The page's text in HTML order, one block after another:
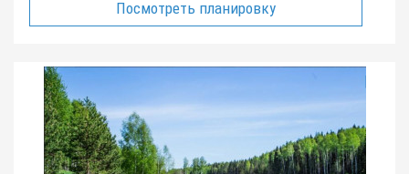
Посмотреть планировку